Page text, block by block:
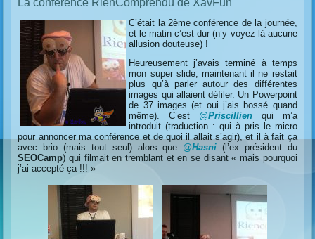
La conférence RienComprendu de XavFun
C’était la 2ème conférence de la journée,
et le matin c’est dur (n’y voyez là aucune
allusion douteuse) !
Heureusement j’avais terminé à temps
mon super slide, maintenant il ne restait
plus qu’à parler autour des différentes
images qui allaient défiler. Un Powerpoint
de 37 images (et oui j’ais bossé quand
même). C’est @Priscillienqui m’a
introduit (traduction : qui à pris le micro
pour annoncer ma conférence et de quoi il allait s’agir), et il à fait ça
avec brio (mais tout seul) alors que @Hasni (l’ex président du
SEOCamp) qui filmait en tremblant et en se disant « mais pourquoi
j’ai accepté ça !!! »